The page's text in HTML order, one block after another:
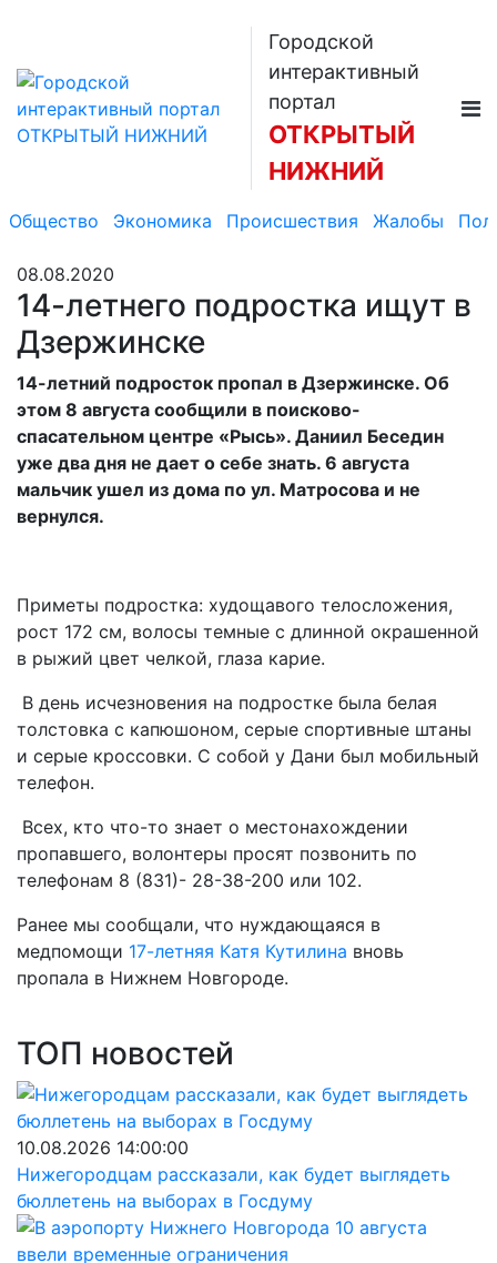
Городской
интерактивный
портал
ОТКРЫТЫЙ
НИЖНИЙ
Общество Экономика Происшествия Жалобы
08.08.2020
14-летнего подростка ищут в
Дзержинске
14-летний подросток пропал в Дзержинске. Об
этом 8 августа сообщили в поисково-
спасательном центре «Рысь». Даниил Беседин
уже два дня не дает о себе знать. 6 августа
мальчик ушел из дома по ул. Матросова и не
вернулся.
Приметы подростка: худощавого телосложения,
рост 172 см, волосы темные с длинной окрашенной
в рыжий цвет челкой, глаза карие.
В день исчезновения на подростке была белая
толстовка с капюшоном, серые спортивные штаны
и серые кроссовки. С собой у Дани был мобильный
телефон.
Всех, кто что-то знает о местонахождении
пропавшего, волонтеры просят позвонить по
телефонам 8 (831)- 28-38-200 или 102.
Ранее мы сообщали, что нуждающаяся в
медпомощи 17-летняя Катя Кутилина вновь
пропала в Нижнем Новгороде.
ТОП новостей
10.08.2026 14:00:00
Нижегородцам рассказали, как будет выглядеть
бюллетень на выборах в Госдуму